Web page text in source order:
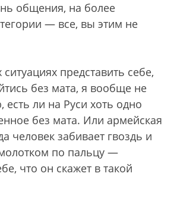
общения, на более
— все, вы этим не
представить себе,
без мата, я вообще не
есть ли на Руси хоть одно
без мата. Или армейская
человек забивает гвоздь и
по пальцу —
что он скажет в такой